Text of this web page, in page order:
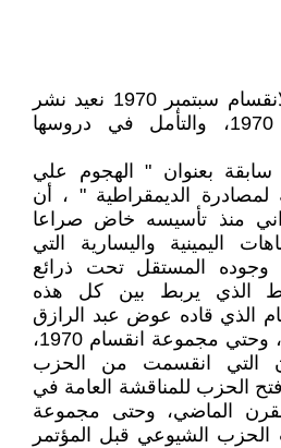
بمناسبة مرور ٥٥ عاما لانقسام سبتمبر 1970 نعيد نشر
تجربة انقسام سبتمبر 1970، والتأمل في دروسها
بعنوان " الهجوم علي
الديمقراطية " ، أن
منذ تأسيسه خاض صراعا
اليمينية واليسارية التي
وجوده المستقل تحت ذرائع
الذي يربط بين كل هذه
الذي قاده عوض عبد الرازق
السكرتير السابق للحزب، وحتي مجموعة انقسام 1970،
التي انقسمت من الحزب
الحزب للمناقشة العامة في
الماضي، وحتى مجموعة
الشيوعي قبل المؤتمر